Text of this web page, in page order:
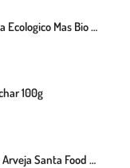
Liquido Limpiador Pisos Verbena Ecologico Mas Bio 1L
100g
Burrito Plant Based Proteína De Arveja Santa Food 230g